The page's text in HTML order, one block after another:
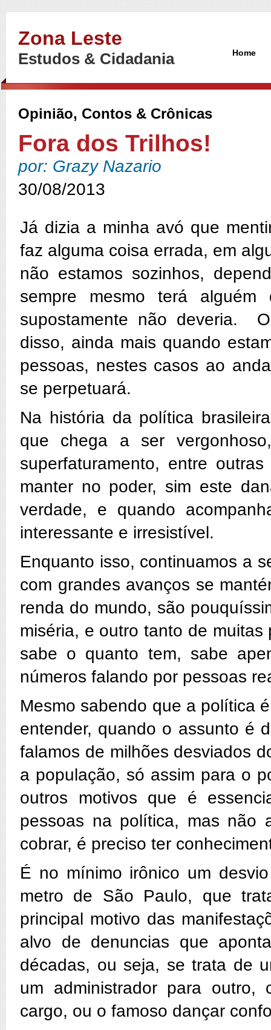
Zona Leste
Estudos & Cidadania Home
Opinião, Contos & Crônicas
Fora dos Trilhos!
por: Grazy Nazario
30/08/2013
Já dizia a minha avó que
faz alguma coisa errada, em
não estamos sozinhos,
sempre mesmo terá
supostamente não deveria.
disso, ainda mais quando
pessoas, nestes casos ao
se perpetuará.
Na história da política
que chega a ser
superfaturamento, entre
manter no poder, sim este
verdade, e quando
interessante e irresistível.
Enquanto isso, continuamos a
com grandes avanços se
renda do mundo, são
miséria, e outro tanto de
sabe o quanto tem, sabe
números falando por pessoas
Mesmo sabendo que a política
entender, quando o assunto é
falamos de milhões desviados
a população, só assim para o
outros motivos que é
pessoas na política, mas não
cobrar, é preciso ter
É no mínimo irônico um
metro de São Paulo, que
principal motivo das
alvo de denuncias que
décadas, ou seja, se trata de
um administrador para
cargo, ou o famoso dançar